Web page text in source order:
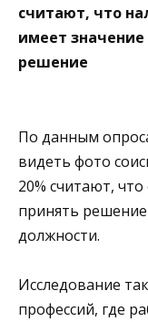
считают, что
имеет
решение
По данным
видеть фото
20% считают,
принять
должности.
Исследование
профессий, где